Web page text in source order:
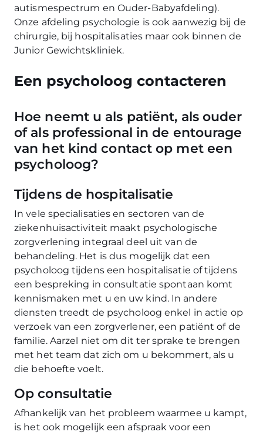
autismespectrum en Ouder-Babyafdeling).
Onze afdeling psychologie is ook aanwezig bij de
chirurgie, bij hospitalisaties maar ook binnen de
Junior Gewichtskliniek.
Een psycholoog contacteren
Hoe neemt u als patiënt, als ouder
of als professional in de entourage
van het kind contact op met een
psycholoog?
Tijdens de hospitalisatie
In vele specialisaties en sectoren van de
ziekenhuisactiviteit maakt psychologische
zorgverlening integraal deel uit van de
behandeling. Het is dus mogelijk dat een
psycholoog tijdens een hospitalisatie of tijdens
een bespreking in consultatie spontaan komt
kennismaken met u en uw kind. In andere
diensten treedt de psycholoog enkel in actie op
verzoek van een zorgverlener, een patiënt of de
familie. Aarzel niet om dit ter sprake te brengen
met het team dat zich om u bekommert, als u
die behoefte voelt.
Op consultatie
Afhankelijk van het probleem waarmee u kampt,
is het ook mogelijk een afspraak voor een